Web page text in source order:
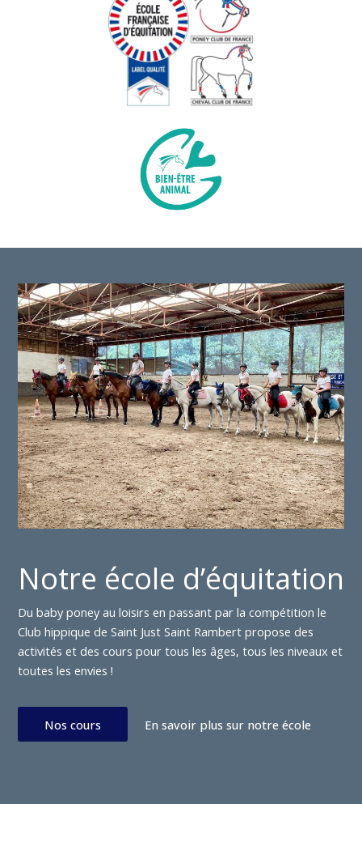
Notre école d’équitation
Du baby poney au loisirs en passant par la compétition le
Club hippique de Saint Just Saint Rambert propose des
activités et des cours pour tous les âges, tous les niveaux et
toutes les envies !
Nos cours En savoir plus sur notre école